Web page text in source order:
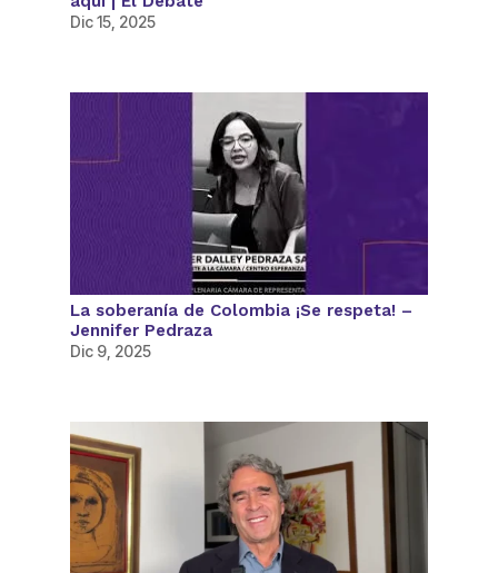
Dic 15, 2025
La soberanía de Colombia ¡Se respeta! –
Jennifer Pedraza
Dic 9, 2025